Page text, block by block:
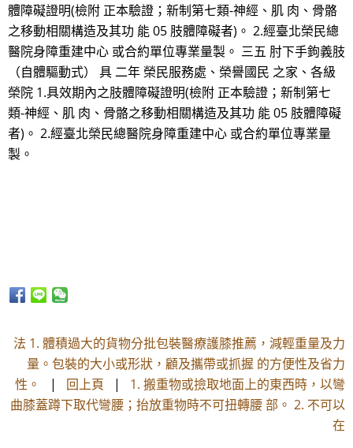
體障礙證明(檢附 正本驗證；新制第七類-神經、肌 肉、骨骼
之移動相關構造及其功 能 05 肢體障礙者)。 2.經臺北榮民總
醫院身障重建中心 或合約單位專業量製。 三五 肘下手鉤義肢
（自體驅動式） 具 二年 榮民服務處、榮譽國民 之家、各級
榮院 1.具效期內之肢體障礙證明(檢附 正本驗證；新制第七
類-神經、肌 肉、骨骼之移動相關構造及其功 能 05 肢體障礙
者)。 2.經臺北榮民總醫院身障重建中心 或合約單位專業量
製。
法 1. 體積過大的貨物分批包裝醫療護膝推薦，減輕重量及力
量。包裝的大小或形狀，顧及攜帶或抓握 的方便性及省力
性。
| 回上頁 | 1. 搬重物或撿取地面上的東西時，以彎
曲膝蓋蹲下取代彎腰；抬放重物時不可扭轉腰 部。 2. 不可以
在